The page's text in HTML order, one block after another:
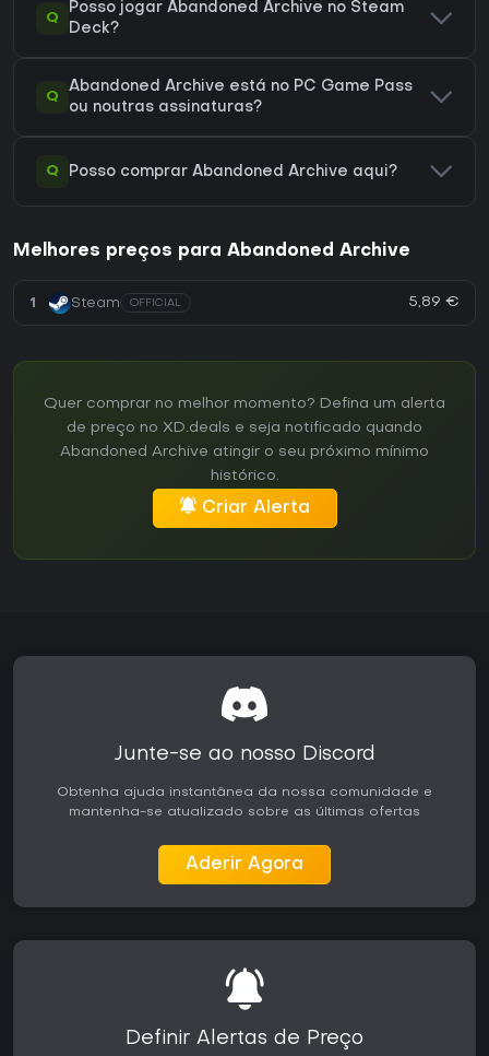
Q
Posso jogar Abandoned Archive no Steam
Deck?
Q
Abandoned Archive está no PC Game Pass
ou noutras assinaturas?
Q Posso comprar Abandoned Archive aqui?
Melhores preços para Abandoned Archive
1 Steam OFFICIAL 5,89 €
Quer comprar no melhor momento? Defina um alerta
de preço no XD.deals e seja notificado quando
Abandoned Archive atingir o seu próximo mínimo
histórico.
Criar Alerta
Junte-se ao nosso Discord
Obtenha ajuda instantânea da nossa comunidade e
mantenha-se atualizado sobre as últimas ofertas
Aderir Agora
Definir Alertas de Preço